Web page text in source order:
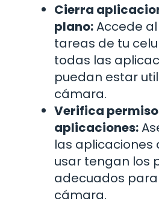
Cierra
plano:Accede
tareas de tu
todas las
puedan estar
cámara.
Verifica
aplicaciones:
las aplicaciones
usar tengan los
adecuados
cámara.